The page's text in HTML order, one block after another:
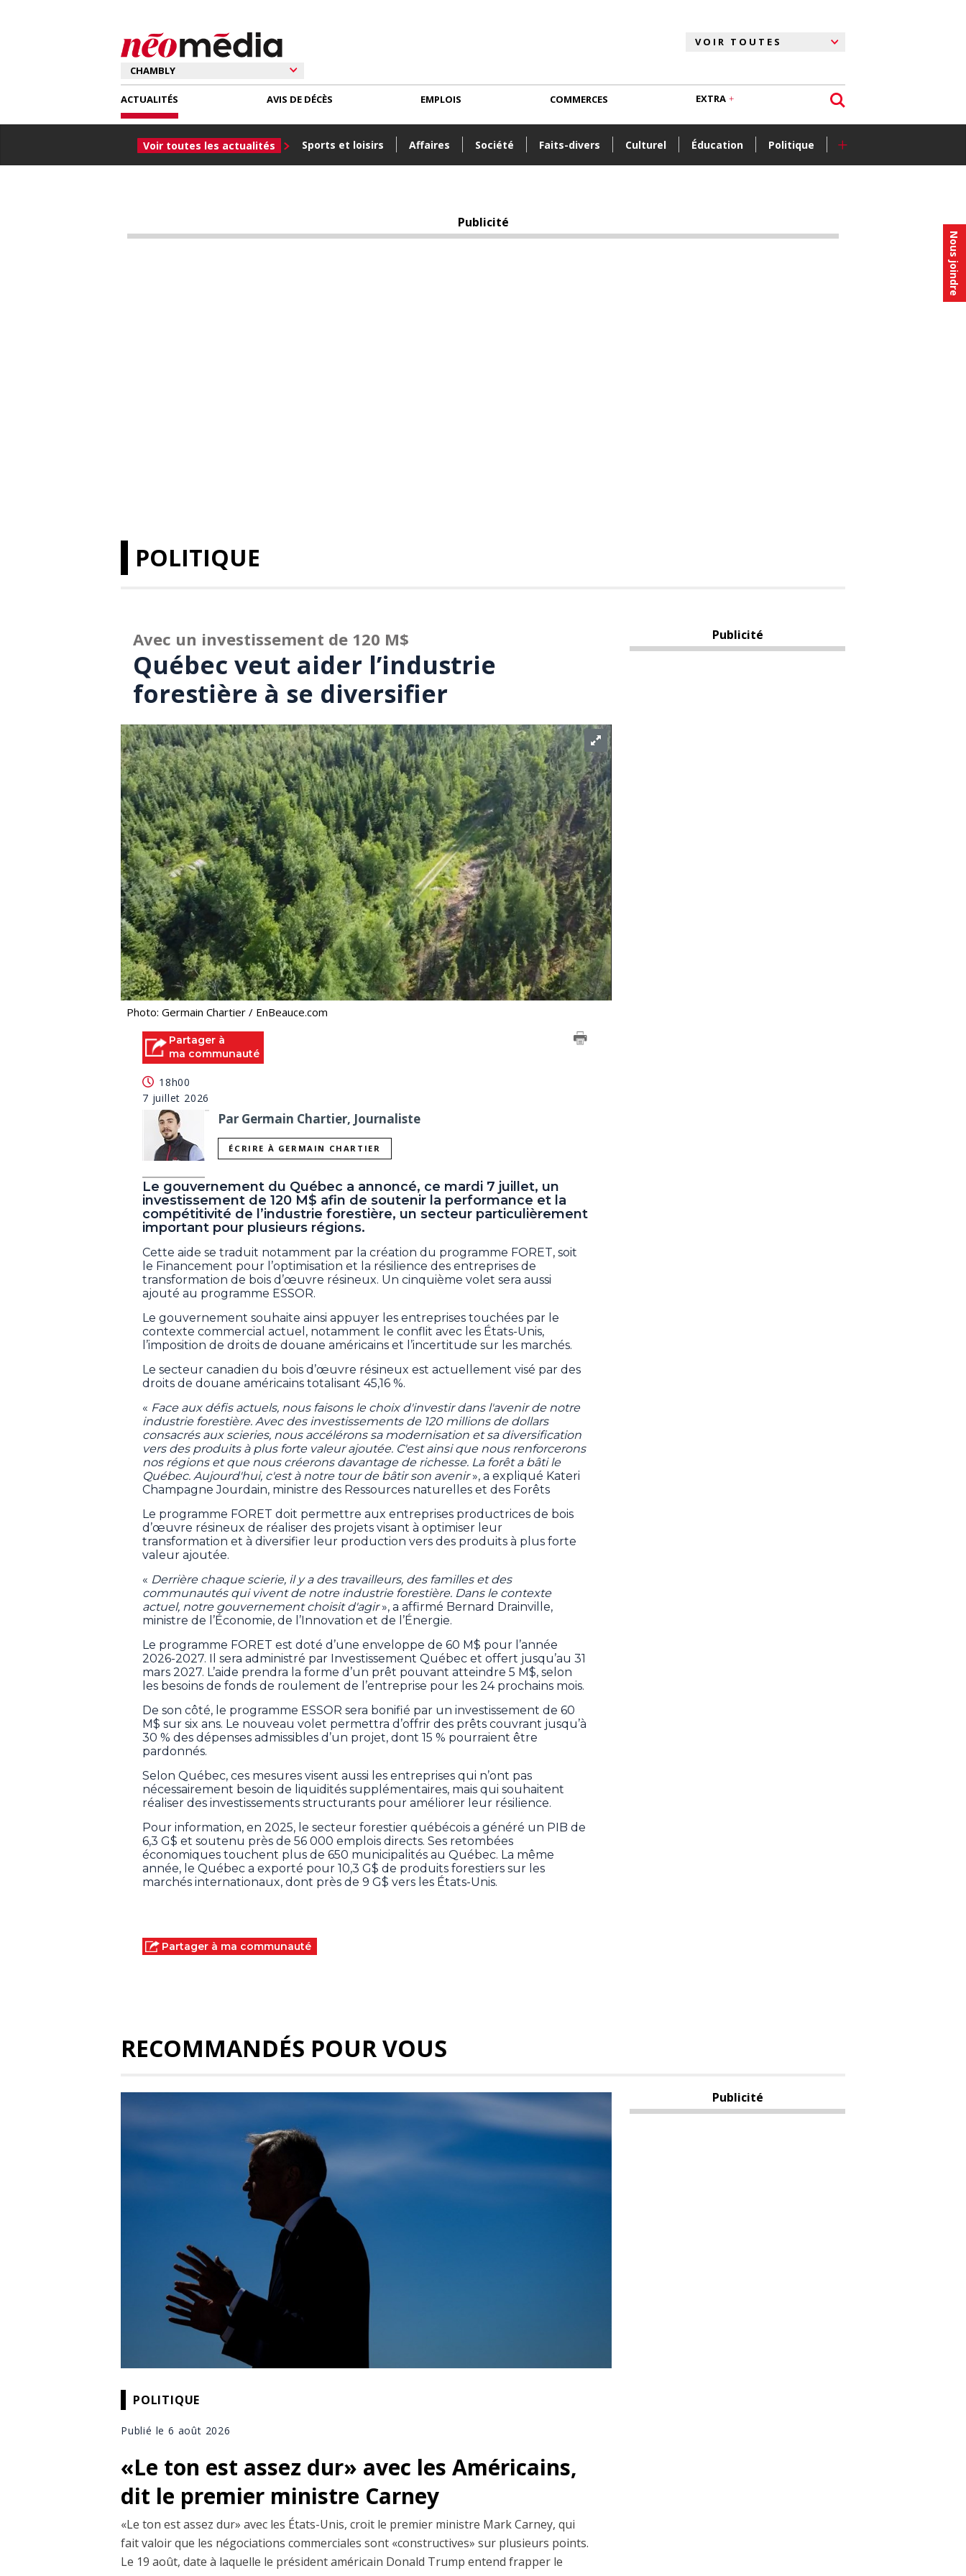
Nous joindre
ACTUALITÉS
Voir toutes les actualités Sports et loisirs Affaires Société Faits-divers Culturel Éducation Politique +
AVIS DE DÉCÈS EMPLOIS COMMERCES EXTRA
Publicité
POLITIQUE
Avec un investissement de 120 M$
Québec veut aider l’industrie
forestière à se diversifier
Photo: Germain Chartier / EnBeauce.com
Partager à
ma communauté
18h00
7 juillet 2026
Par Germain Chartier, Journaliste
ÉCRIRE À GERMAIN CHARTIER
Le gouvernement du Québec a annoncé, ce mardi 7 juillet, un
investissement de 120 M$ afin de soutenir la performance et la
compétitivité de l’industrie forestière, un secteur particulièrement
important pour plusieurs régions.
Cette aide se traduit notamment par la création du programme FORET, soit
le Financement pour l’optimisation et la résilience des entreprises de
transformation de bois d’œuvre résineux. Un cinquième volet sera aussi
ajouté au programme ESSOR.
Le gouvernement souhaite ainsi appuyer les entreprises touchées par le
contexte commercial actuel, notamment le conflit avec les États-Unis,
l’imposition de droits de douane américains et l’incertitude sur les marchés.
Le secteur canadien du bois d’œuvre résineux est actuellement visé par des
droits de douane américains totalisant 45,16 %.
« Face aux défis actuels, nous faisons le choix d'investir dans l'avenir de notre
industrie forestière. Avec des investissements de 120 millions de dollars
consacrés aux scieries, nous accélérons sa modernisation et sa diversification
vers des produits à plus forte valeur ajoutée. C'est ainsi que nous renforcerons
nos régions et que nous créerons davantage de richesse. La forêt a bâti le
Québec. Aujourd'hui, c'est à notre tour de bâtir son avenir», a expliqué Kateri
Champagne Jourdain, ministre des Ressources naturelles et des Forêts
Le programme FORET doit permettre aux entreprises productrices de bois
d’œuvre résineux de réaliser des projets visant à optimiser leur
transformation et à diversifier leur production vers des produits à plus forte
valeur ajoutée.
« Derrière chaque scierie, il y a des travailleurs, des familles et des
communautés qui vivent de notre industrie forestière. Dans le contexte
actuel, notre gouvernement choisit d'agir», a affirmé Bernard Drainville,
ministre de l’Économie, de l’Innovation et de l’Énergie.
Le programme FORET est doté d’une enveloppe de 60 M$ pour l’année
2026-2027. Il sera administré par Investissement Québec et offert jusqu’au 31
mars 2027. L’aide prendra la forme d’un prêt pouvant atteindre 5 M$, selon
les besoins de fonds de roulement de l’entreprise pour les 24 prochains mois.
De son côté, le programme ESSOR sera bonifié par un investissement de 60
M$ sur six ans. Le nouveau volet permettra d’offrir des prêts couvrant jusqu’à
30 % des dépenses admissibles d’un projet, dont 15 % pourraient être
pardonnés.
Selon Québec, ces mesures visent aussi les entreprises qui n’ont pas
nécessairement besoin de liquidités supplémentaires, mais qui souhaitent
réaliser des investissements structurants pour améliorer leur résilience.
Pour information, en 2025, le secteur forestier québécois a généré un PIB de
6,3 G$ et soutenu près de 56 000 emplois directs. Ses retombées
économiques touchent plus de 650 municipalités au Québec. La même
année, le Québec a exporté pour 10,3 G$ de produits forestiers sur les
marchés internationaux, dont près de 9 G$ vers les États-Unis.
Partager à ma communauté
Publicité
RECOMMANDÉS POUR VOUS
POLITIQUE
Publié le 6 août 2026
«Le ton est assez dur» avec les Américains,
dit le premier ministre Carney
«Le ton est assez dur» avec les États-Unis, croit le premier ministre Mark Carney, qui
fait valoir que les négociations commerciales sont «constructives» sur plusieurs points.
Le 19 août, date à laquelle le président américain Donald Trump entend frapper le
Publicité